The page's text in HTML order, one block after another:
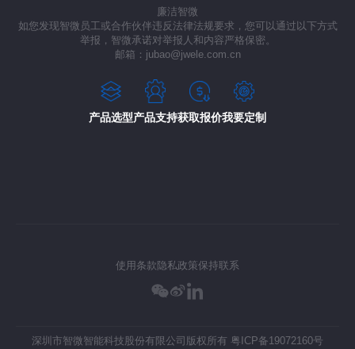
廉洁智微
如您发现智微员工或合作伙伴违反法律法规要求，您可以通过以下方式
举报，智微承诺对举报人和内容严格保密。
邮箱：jubao@jwele.com.cn
产品选型产品支持获取报价我要定制
使用条款 隐私政策保持联系
深圳市智微智能科技股份有限公司版权所有 粤ICP备19072160号